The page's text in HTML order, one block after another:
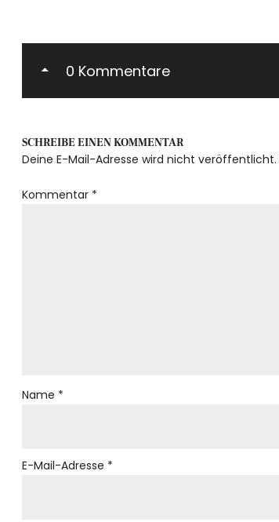
0 Kommentare
SCHREIBE EINEN KOMMENTAR
Deine E-Mail-Adresse wird nicht veröffentlicht.
Kommentar *
Name *
E-Mail-Adresse *